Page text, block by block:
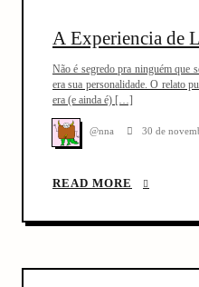
A Experiencia de
Não é segredo pra ninguém que
era sua personalidade. O relato
era (e ainda é) […]
@nna 30 de
READ MORE